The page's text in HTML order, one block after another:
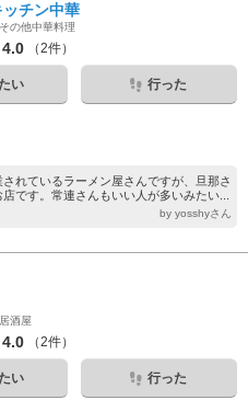
チン中華
の他中華料理
4.0 （2件）
い 行った
れているラーメン屋さんですが、旦那さ
です。常連さんもいい人が多いみたい...
by yosshyさん
酒屋
4.0 （2件）
い 行った